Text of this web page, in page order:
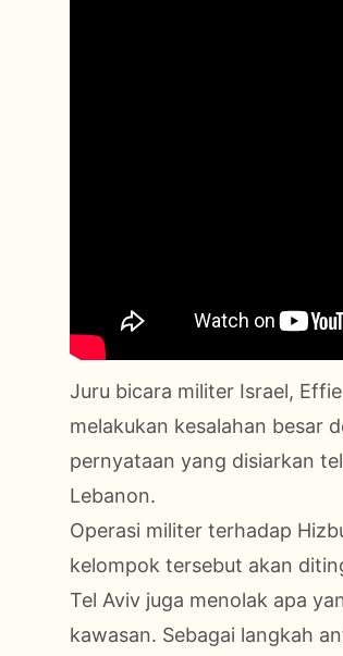
Juru bicara militer Israel,
melakukan kesalahan besar
pernyataan yang disiarkan
Lebanon.
Operasi militer terhadap
kelompok tersebut akan
Tel Aviv juga menolak apa
kawasan. Sebagai langkah